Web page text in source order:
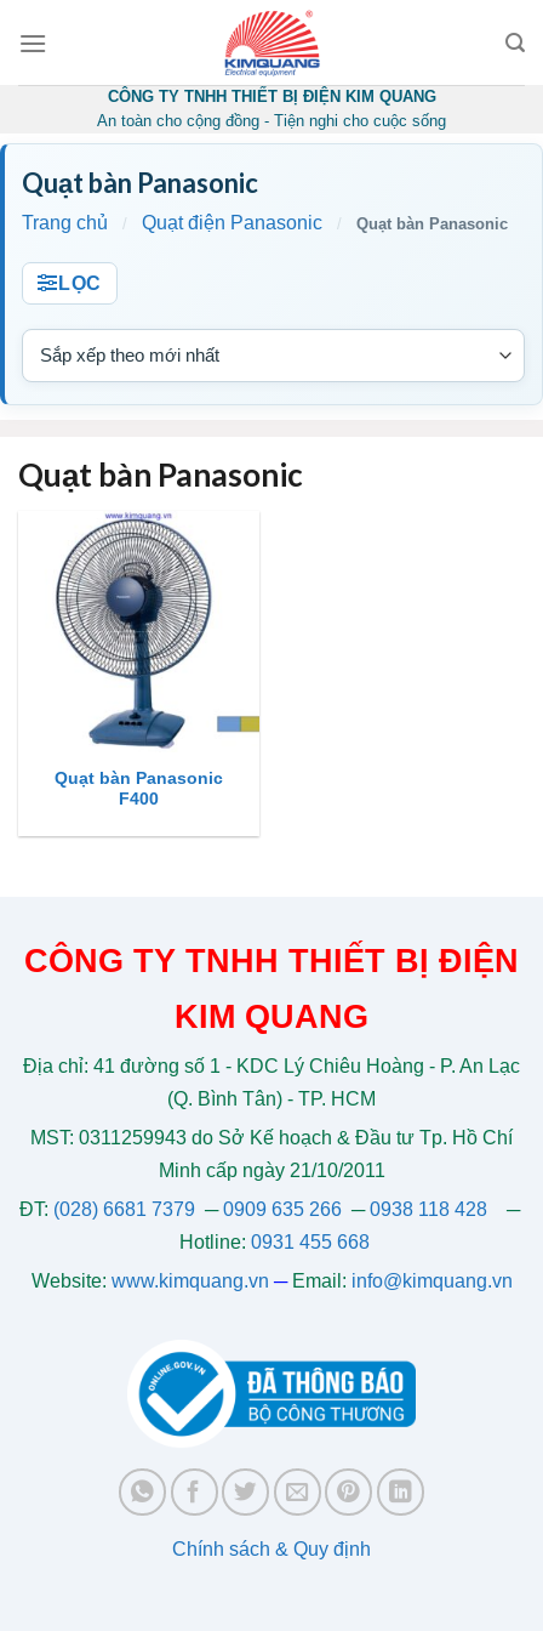
CÔNG TY TNHH THIẾT BỊ ĐIỆN KIM QUANG
An toàn cho cộng đồng - Tiện nghi cho cuộc sống
Quạt bàn Panasonic
Trang chủ / Quạt điện Panasonic / Quạt bàn Panasonic
LỌC
Quạt bàn Panasonic
Quạt bàn Panasonic
F400
CÔNG TY TNHH THIẾT BỊ ĐIỆN
KIM QUANG
Địa chỉ: 41 đường số 1 - KDC Lý Chiêu Hoàng - P. An Lạc
(Q. Bình Tân) - TP. HCM
MST: 0311259943 do Sở Kế hoạch & Đầu tư Tp. Hồ Chí
Minh cấp ngày 21/10/2011
ĐT: (028) 6681 7379 ─0909 635 266─0938 118 428─
Hotline: 0931 455 668
Website: www.kimquang.vn ─ Email: info@kimquang.vn
Chính sách & Quy định